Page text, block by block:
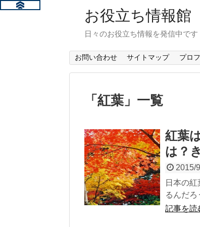
お役立ち情報館
日々のお役立ち情報を発信中です
お問い合わせ サイトマップ プロ
「 紅葉 」 一覧
紅葉
は？
2015/
日本の
るんだ
記事を読